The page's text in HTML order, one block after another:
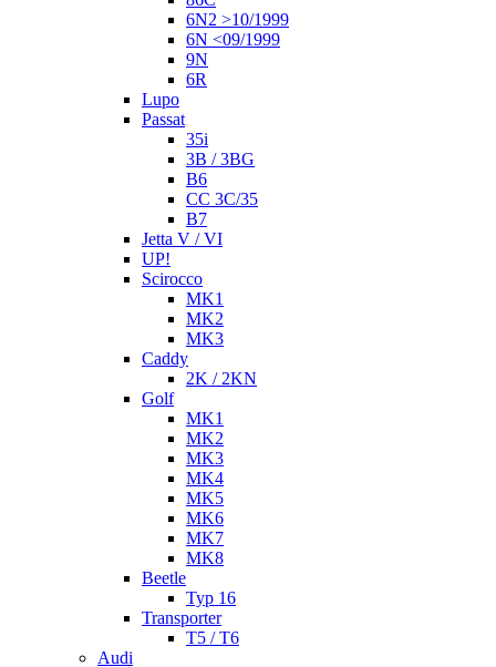
6N2 >10/1999
6N <09/1999
9N
6R
Lupo
Passat
35i
3B / 3BG
B6
CC 3C/35
B7
Jetta V / VI
UP!
Scirocco
MK1
MK2
MK3
Caddy
2K / 2KN
Golf
MK1
MK2
MK3
MK4
MK5
MK6
MK7
MK8
Beetle
Typ 16
Transporter
T5 / T6
Audi